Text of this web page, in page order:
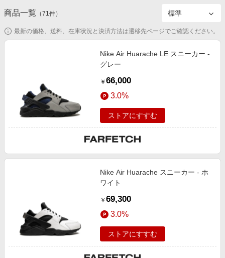
食品・スイーツ・お酒
コスメ・健康・医薬品
エンタメ
スポーツ・アウトドア・ゴルフ
旅行・レジャー・ホテル予約
デジタルコンテンツ
ビジネス・その他サービス
初回購入者限定特典
対象ストア新規限定特典
楽天サービス特集
旅行特集
お中元特集2026
Apple公式サイト×楽天カード分割払い
商品一覧 （71件）
最新の価格、送料、在庫状況と決済方法は遷移先ページでご確認ください。
Nike Air Huarache LE スニーカー -
グレー
￥ 66,000
3.0%
ストアにすすむ
Nike Air Huarache スニーカー - ホ
ワイト
￥ 69,300
3.0%
ストアにすすむ